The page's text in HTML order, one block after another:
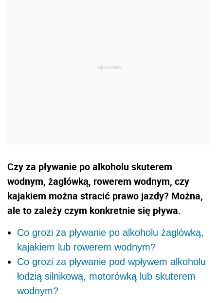
Czy za pływanie po alkoholu skuterem
wodnym, żaglówką, rowerem wodnym, czy
kajakiem można stracić prawo jazdy? Można,
ale to zależy czym konkretnie się pływa.
Co grozi za pływanie po alkoholu żaglówką,
kajakiem lub rowerem wodnym?
Co grozi za pływanie pod wpływem alkoholu
łodzią silnikową, motorówką lub skuterem
wodnym?